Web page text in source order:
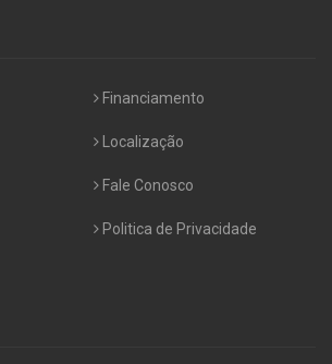
Financiamento
Localização
Fale Conosco
Politica de Privacidade